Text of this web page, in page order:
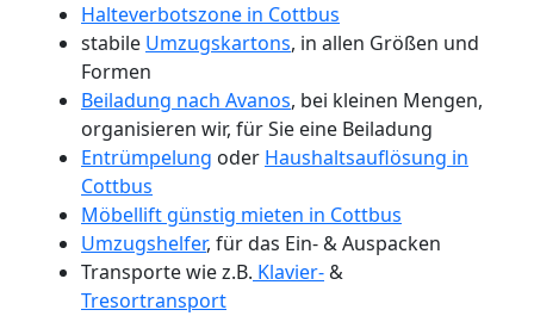
Halteverbotszone in Cottbus
stabile Umzugskartons, in allen Größen und
Formen
Beiladung nach Avanos, bei kleinen Mengen,
organisieren wir, für Sie eine Beiladung
Entrümpelung oder Haushaltsauflösung in
Cottbus
Möbellift günstig mieten in Cottbus
Umzugshelfer, für das Ein- & Auspacken
Transporte wie z.B. Klavier-&
Tresortransport